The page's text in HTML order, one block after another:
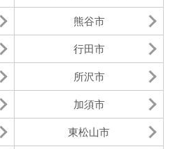
熊谷市
行田市
所沢市
加須市
東松山市